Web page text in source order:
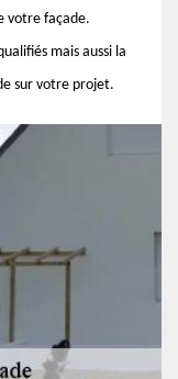
votre façade.
mais aussi la
sur votre projet.